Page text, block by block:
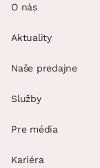
O nás
Aktuality
Naše predajne
Služby
Pre média
Kariéra